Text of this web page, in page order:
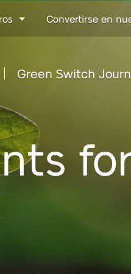
to
Convertirse en
Green Switch